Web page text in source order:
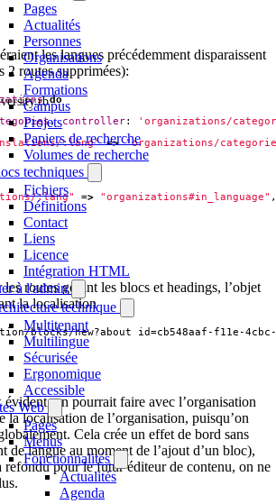
Pages
Actualités
Personnes
Organisations
Agenda
Formations
Campus
Projets
Papiers de recherche
Volumes de recherche
techniques
Fichiers
Définitions
Contact
Liens
Licence
Intégration HTML
à l'admin
technique
Multitenant
Multilingue
Sécurisée
Ergonomique
Accessible
Web
Pages
Menus
Fonctionnalités
Actualités
Agenda
les langues précédemment disparaissent
2 routes supprimées):
do
, controller:
'organizations/
:lang" => "organizations/
:lang" => "organizations#in_language" ,
routes gérant les blocs et headings, l’objet
la localisation
blocks/new?about_id=cb548aaf-f11e-4cbc-
évident, on pourrait faire avec l’organisation
la localisation de l’organisation, puisqu’on
Cela crée un effet de bord sans
de langue au moment de l’ajout d’un bloc),
refondu pour le futur éditeur de contenu, on ne